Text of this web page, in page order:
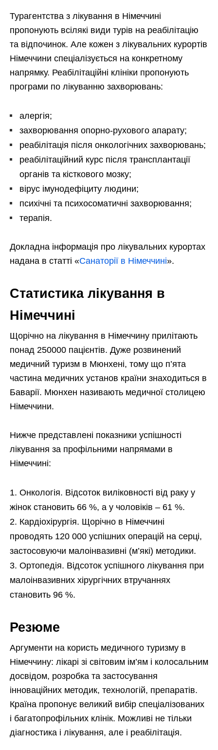
Турагентства з лікування в Німеччині
пропонують всілякі види турів на реабілітацію
та відпочинок. Але кожен з лікувальних курортів
Німеччини спеціалізується на конкретному
напрямку. Реабілітаційні клініки пропонують
програми по лікуванню захворювань:
алергія;
захворювання опорно-рухового апарату;
реабілітація після онкологічних захворювань;
реабілітаційний курс після трансплантації
органів та кісткового мозку;
вірус імунодефіциту людини;
психічні та психосоматичні захворювання;
терапія.
Докладна інформація про лікувальних курортах
надана в статті «Санаторії в Німеччині».
Статистика лікування в
Німеччині
Щорічно на лікування в Німеччину прилітають
понад 250000 пацієнтів. Дуже розвинений
медичний туризм в Мюнхені, тому що п’ята
частина медичних установ країни знаходиться в
Баварії. Мюнхен називають медичної столицею
Німеччини.
Нижче представлені показники успішності
лікування за профільними напрямами в
Німеччині:
Онкологія. Відсоток виліковності від раку у
жінок становить 66 %, а у чоловіків – 61 %.
Кардіохірургія. Щорічно в Німеччині
проводять 120 000 успішних операцій на серці,
застосовуючи малоінвазивні (м’які) методики.
Ортопедія. Відсоток успішного лікування при
малоінвазивних хірургічних втручаннях
становить 96 %.
Резюме
Аргументи на користь медичного туризму в
Німеччину: лікарі зі світовим ім’ям і колосальним
досвідом, розробка та застосування
інноваційних методик, технологій, препаратів.
Країна пропонує великий вибір спеціалізованих
і багатопрофільних клінік. Можливі не тільки
діагностика і лікування, але і реабілітація.